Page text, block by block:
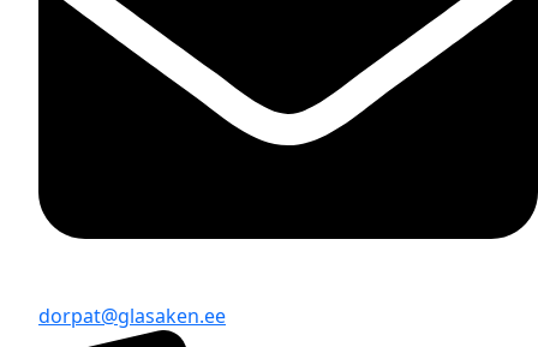
dorpat@glasaken.ee